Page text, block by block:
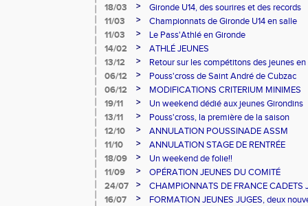
18/03
>
Gironde U14, des sourires et des records
11/03
>
Championnats de Gironde U14 en salle
11/03
>
Le Pass'Athlé en Gironde
14/02
>
ATHLÉ JEUNES
13/12
>
Retour sur les compétitons des jeunes
06/12
>
Pouss'cross de Saint André de Cubzac
06/12
>
MODIFICATIONS CRITERIUM MINIMES
19/11
>
Un weekend dédié aux jeunes Girondins
13/11
>
Pouss'cross, la première de la saison
12/10
>
ANNULATION POUSSINADE ASSM
11/10
>
ANNULATION STAGE DE RENTRÉE
18/09
>
Un weekend de folie!!
11/09
>
OPÉRATION JEUNES DU COMITÉ
24/07
>
CHAMPIONNATS DE FRANCE CADETS
16/07
>
FORMATION JEUNES JUGES, deux